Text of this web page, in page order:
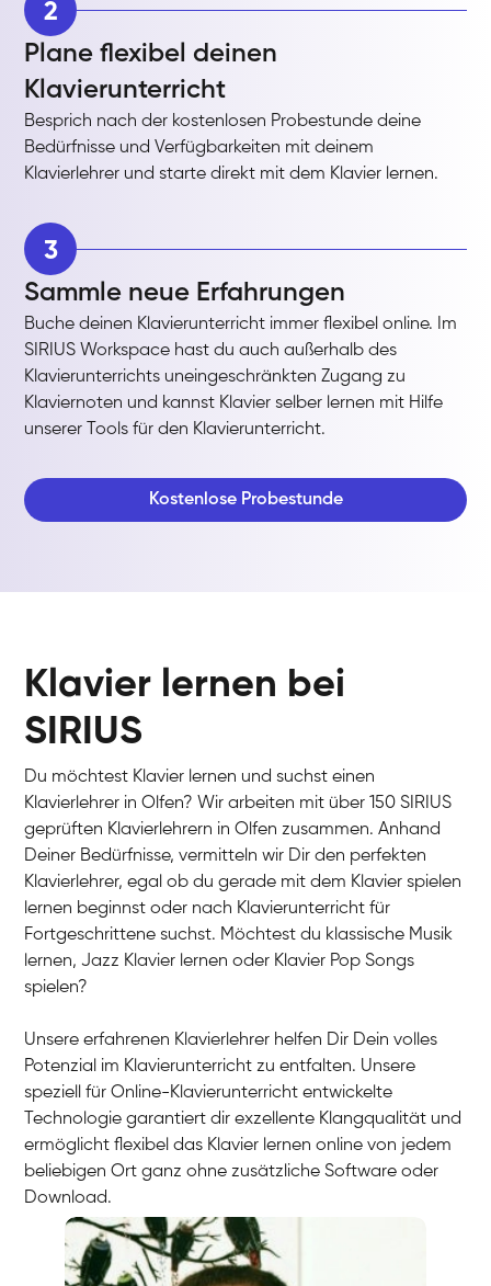
2
Plane flexibel deinen
Klavierunterricht
Besprich nach der kostenlosen Probestunde deine
Bedürfnisse und Verfügbarkeiten mit deinem
Klavierlehrer und starte direkt mit dem Klavier lernen.
3
Sammle neue Erfahrungen
Buche deinen Klavierunterricht immer flexibel online. Im
SIRIUS Workspace hast du auch außerhalb des
Klavierunterrichts uneingeschränkten Zugang zu
Klaviernoten und kannst Klavier selber lernen mit Hilfe
unserer Tools für den Klavierunterricht.
Kostenlose Probestunde
Klavier lernen bei
SIRIUS
Du möchtest Klavier lernen und suchst einen
Klavierlehrer in Olfen? Wir arbeiten mit über 150 SIRIUS
geprüften Klavierlehrern in Olfen zusammen. Anhand
Deiner Bedürfnisse, vermitteln wir Dir den perfekten
Klavierlehrer, egal ob du gerade mit dem Klavier spielen
lernen beginnst oder nach Klavierunterricht für
Fortgeschrittene suchst. Möchtest du klassische Musik
lernen, Jazz Klavier lernen oder Klavier Pop Songs
spielen?
Unsere erfahrenen Klavierlehrer helfen Dir Dein volles
Potenzial im Klavierunterricht zu entfalten. Unsere
speziell für Online-Klavierunterricht entwickelte
Technologie garantiert dir exzellente Klangqualität und
ermöglicht flexibel das Klavier lernen online von jedem
beliebigen Ort ganz ohne zusätzliche Software oder
Download.